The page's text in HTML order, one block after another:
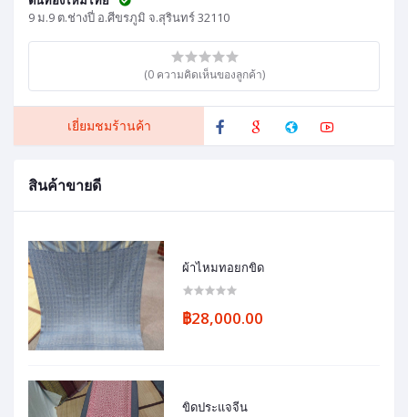
9 ม.9 ต.ช่างปี่ อ.ศีขรภูมิ จ.สุรินทร์ 32110
(0 ความคิดเห็นของลูกค้า)
เยี่ยมชมร้านค้า
สินค้าขายดี
ผ้าไหมทอยกขิด
฿28,000.00
ขิดประแจจีน